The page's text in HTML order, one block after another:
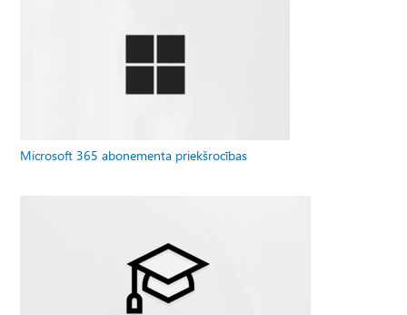
Microsoft 365 abonementa priekšrocības